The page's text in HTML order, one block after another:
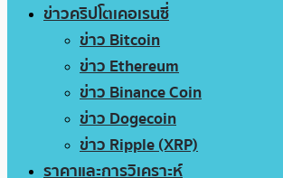
ข่าวคริปโตเคอเรนซี่
ข่าว Bitcoin
ข่าว Ethereum
ข่าว Binance Coin
ข่าว Dogecoin
ข่าว Ripple (XRP)
ราคาและการวิเคราะห์